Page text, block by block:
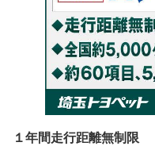
１年間走行距離無制限